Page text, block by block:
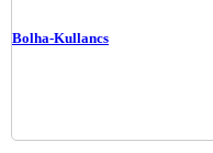
Bolha-Kullancs